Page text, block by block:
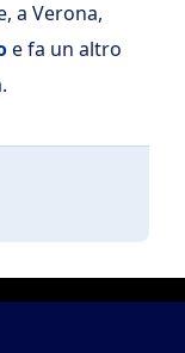
a Verona,
e fa un altro